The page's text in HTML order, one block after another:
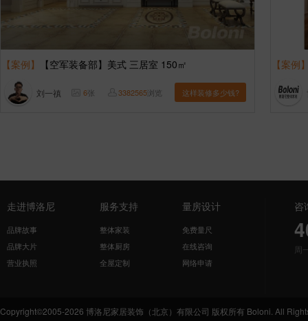
【案例】 【空军装备部】美式 三居室 150㎡
刘一禛 6张 3382565浏览 这样装修多少钱?
【案例
走进博洛尼
品牌故事
品牌大片
营业执照
服务支持
整体家装
整体厨房
全屋定制
量房设计
免费量尺
在线咨询
网络申请
咨
周
Copyright©2005-2026 博洛尼家居装饰（北京）有限公司 版权所有 Boloni. All